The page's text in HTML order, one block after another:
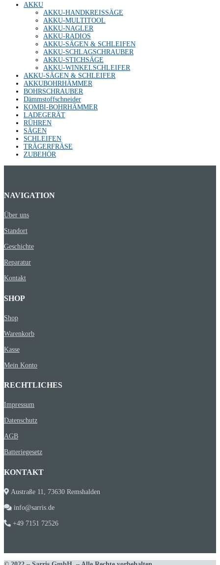
AKKU
AKKU-HANDKREISSÄGE
AKKU-MULTITOOL
AKKU-NAGLER
AKKU-RADIOS
AKKU-SÄGEN & SCHLEIFEN
AKKU-SCHLAGSCHRAUBER
AKKU-STICHSÄGE
AKKU-WINKELSCHLEIFER
AKKU-SÄGEN & SCHLEIFER
AKKUBOHRHÄMMER
BOHRSCHRAUBER
Dämmstoffschneider
KOMBI-BOHRHÄMMER
LADEGERÄT
RÜHREN
SÄGEN
SCHLEIFEN
TRÄGERFRÄSE
ZUBEHÖR
NAVIGATION
Über uns
Standort
Geschichte
Reparatur
Kontakt
SHOP
Shop
Warenkorb
Kasse
Mein Konto
RECHTLICHES
Impressum
Datenschutz
AGB
Batteriegesetz
KONTAKT
Austraße 11, 73630 Remshalden
info@sarris.de
+49 7151 72526